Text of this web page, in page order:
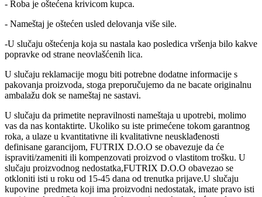
- Roba je oštećena krivicom kupca.
- Nameštaj je oštećen usled delovanja više sile.
-U slučaju oštećenja koja su nastala kao posledica vršenja bilo kakve
popravke od strane neovlašćenih lica.
U slučaju reklamacije mogu biti potrebne dodatne informacije s
pakovanja proizvoda, stoga preporučujemo da ne bacate originalnu
ambalažu dok se nameštaj ne sastavi.
U slučaju da primetite nepravilnosti nameštaja u upotrebi, molimo
vas da nas kontaktirte. Ukoliko su iste primećene tokom garantnog
roka, a ulaze u kvantitativne ili kvalitativne neusklađenosti
definisane garancijom, FUTRIX D.O.O se obavezuje da će
ispraviti/zameniti ili kompenzovati proizvod o vlastitom trošku. U
slučaju proizvodnog nedostatka,FUTRIX D.O.O obavezao se
otkloniti isti u roku od 15-45 dana od trenutka prijave.U slučaju
kupovine predmeta koji ima proizvodni nedostatak, imate pravo isti